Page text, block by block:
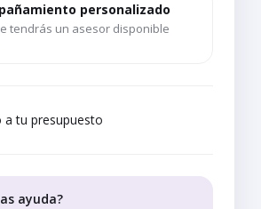
personalizado
tendrás un asesor disponible
a tu presupuesto
ayuda?